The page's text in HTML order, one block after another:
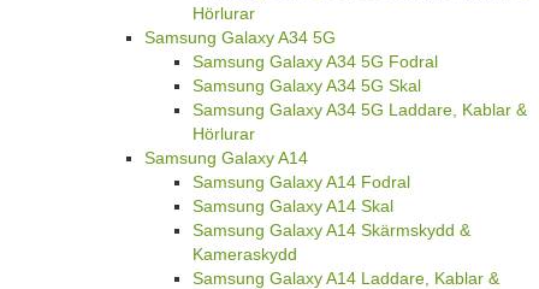
Hörlurar
Samsung Galaxy A34 5G
Samsung Galaxy A34 5G Fodral
Samsung Galaxy A34 5G Skal
Samsung Galaxy A34 5G Laddare, Kablar &
Hörlurar
Samsung Galaxy A14
Samsung Galaxy A14 Fodral
Samsung Galaxy A14 Skal
Samsung Galaxy A14 Skärmskydd &
Kameraskydd
Samsung Galaxy A14 Laddare, Kablar &